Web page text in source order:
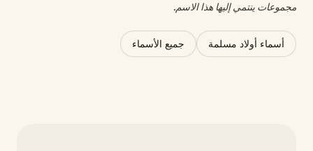
مجموعات ينتمي إليها هذا الاسم.
أسماء أولاد مسلمة جميع الأسماء